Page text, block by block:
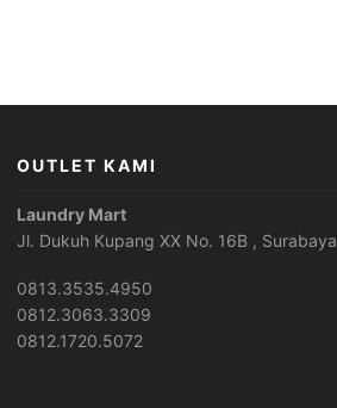
OUTLET KAMI
Laundry Mart
Jl. Dukuh Kupang XX No. 16B , Surabaya
0813.3535.4950
0812.3063.3309
0812.1720.5072